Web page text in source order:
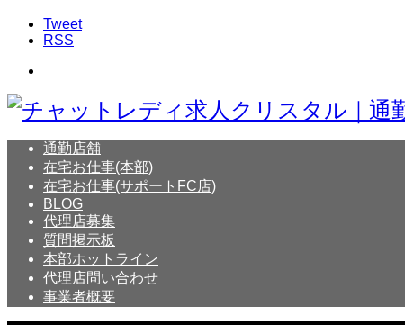
Tweet
RSS
通勤店舗
在宅お仕事(本部)
在宅お仕事(サポートFC店)
BLOG
代理店募集
質問掲示板
本部ホットライン
代理店問い合わせ
事業者概要